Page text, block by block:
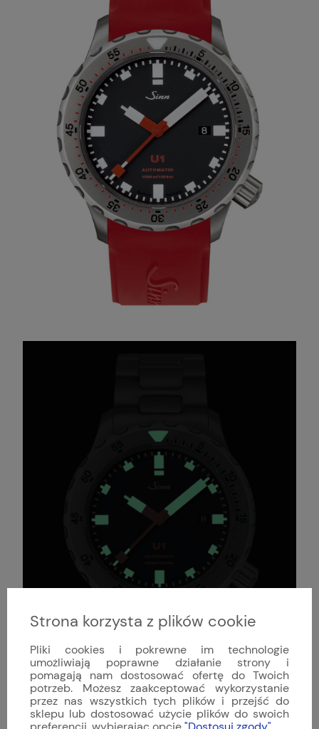
Strona korzysta z plików cookie
Pliki cookies i pokrewne im technologie
umożliwiają poprawne działanie strony i
pomagają nam dostosować ofertę do Twoich
potrzeb. Możesz zaakceptować wykorzystanie
przez nas wszystkich tych plików i przejść do
sklepu lub dostosować użycie plików do swoich